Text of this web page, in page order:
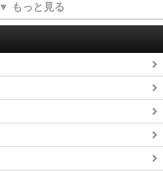
▼ もっと見る